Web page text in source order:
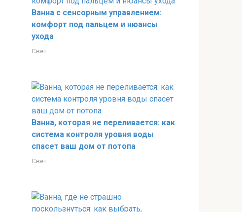
Ванна с сенсорным управлением:
комфорт под пальцем и нюансы
ухода
Свет
Ванна, которая не переливается: как
система контроля уровня воды
спасет ваш дом от потопа
Свет